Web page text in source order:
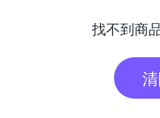
找不到商